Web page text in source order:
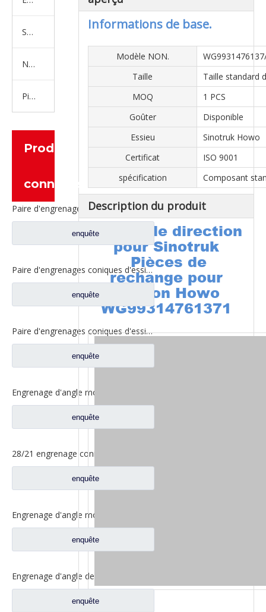
Série de bras de réglage
Nouvelles pièces de camion d'énergie
Pièces de moteur
Produits
connexes
Paire d'engrenages coniques à essieu moyen 27/18 pour pièces de rechange de camion Ankai & BENZ Foton Auman HFF2502040/41CK1BZ
enquête
Paire d'engrenages coniques d'essieu arrière 21/28 pour pièces de rechange de camion Ankai & BENZ Foton Auman HFF2402038/39CK1BZ
enquête
Paire d'engrenages coniques d'essieu arrière 18/27 pour pièces de rechange de camion Ankai & BENZ Foton Auman HFF2402040/41CK1BZ
enquête
enquête
enquête
enquête
enquête
Informations de base.
Modèle NON.
Taille
Taille standard
MOQ
1 PCS
Goûter
Disponible
Essieu
Sinotruk Howo
Certificat
ISO 9001
spécification
Composant
Description du produit
Pompe de direction
pour Sinotruk
Pièces de
rechange pour
camion Howo
WG99314761371